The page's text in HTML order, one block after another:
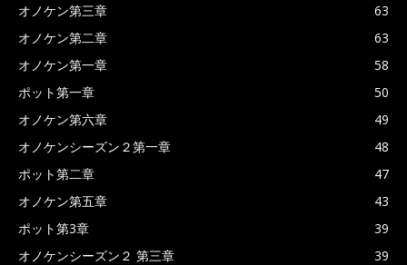
オノケン第三章
63
オノケン第二章
63
オノケン第一章
58
ポット第一章
50
オノケン第六章
49
オノケンシーズン２第一章
48
ポット第二章
47
オノケン第五章
43
ポット第3章
39
オノケンシーズン２ 第三章
39